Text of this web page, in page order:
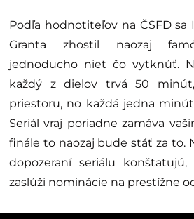
Podľa hodnotiteľov na ČSFD sa
Granta zhostil naozaj
jednoducho niet čo vytknúť.
každý z dielov trvá 50
priestoru, no každá jedna
Seriál vraj poriadne zamáva
finále to naozaj bude stáť za to.
dopozeraní seriálu
zaslúži nominácie na prestížne